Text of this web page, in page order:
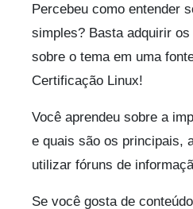
Percebeu como entender
simples? Basta adquirir
sobre o tema em uma
Certificação Linux!
Você aprendeu sobre a
e quais são os principais,
utilizar fóruns de
Se você gosta de